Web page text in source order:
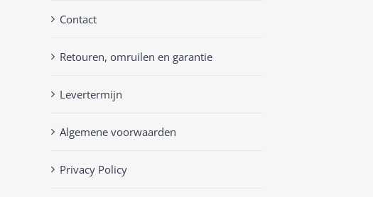
Contact
Retouren, omruilen en garantie
Levertermijn
Algemene voorwaarden
Privacy Policy